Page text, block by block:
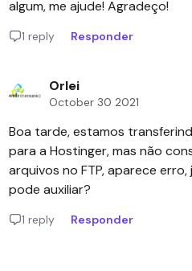
algum, me ajude! Agradeço!
1 reply Responder
Orlei
October 30 2021
Boa tarde, estamos
para a Hostinger, mas não
arquivos no FTP, aparece
pode auxiliar?
1 reply Responder